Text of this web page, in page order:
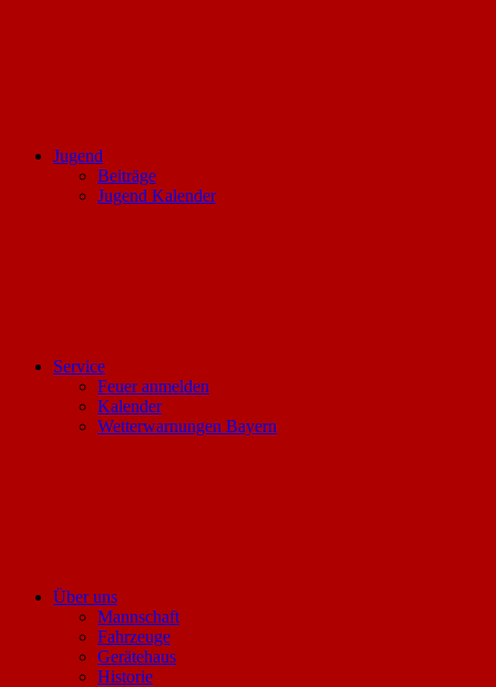
Jugend
Beiträge
Jugend Kalender
Service
Feuer anmelden
Kalender
Wetterwarnungen Bayern
Über uns
Mannschaft
Fahrzeuge
Gerätehaus
Historie